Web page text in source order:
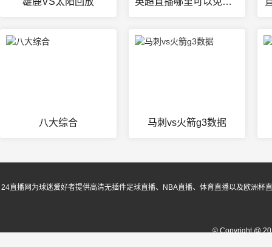
八大综合 马刺vs火箭g3数据
24直播网为球迷爱好者提供高清无插件足球直播、NBA直播、体育直播以及欧洲
© Copyright @